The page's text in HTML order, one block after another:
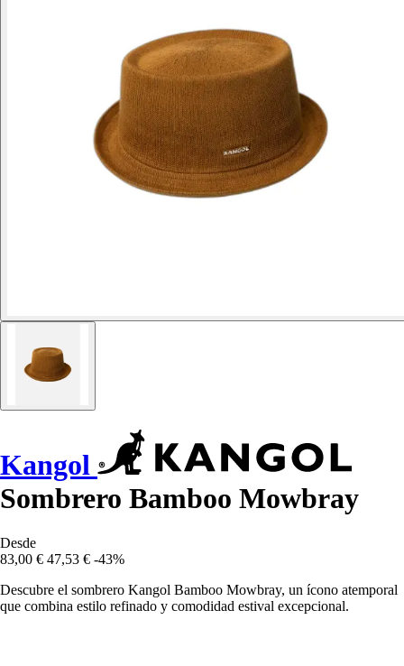
Kangol
Sombrero Bamboo Mowbray
Desde
83,00 € 47,53 € -43%
Descubre el sombrero Kangol Bamboo Mowbray, un ícono atemporal
que combina estilo refinado y comodidad estival excepcional.